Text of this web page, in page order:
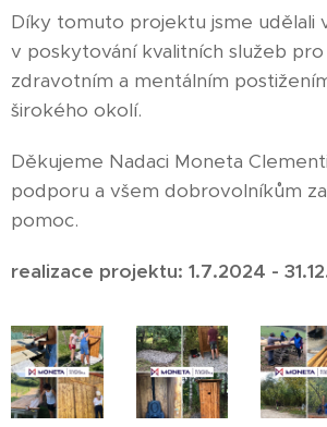
Díky tomuto projektu jsme udělali
v poskytování kvalitních služeb
zdravotním a mentálním
širokého okolí.
Děkujeme Nadaci Moneta
podporu a všem dobrovolníkům
pomoc.
realizace projektu: 1.7.2024 -